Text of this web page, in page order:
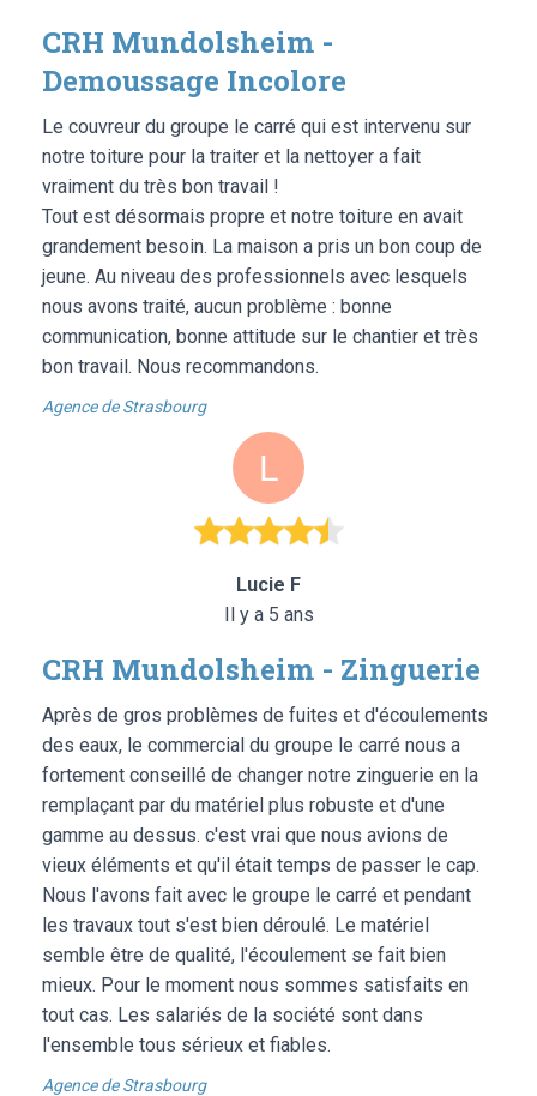
CRH Mundolsheim -
Demoussage Incolore
Le couvreur du groupe le carré qui est intervenu sur
notre toiture pour la traiter et la nettoyer a fait
vraiment du très bon travail !
Tout est désormais propre et notre toiture en avait
grandement besoin. La maison a pris un bon coup de
jeune. Au niveau des professionnels avec lesquels
nous avons traité, aucun problème : bonne
communication, bonne attitude sur le chantier et très
bon travail. Nous recommandons.
Agence de Strasbourg
Lucie F
Il y a 5 ans
CRH Mundolsheim - Zinguerie
Après de gros problèmes de fuites et d'écoulements
des eaux, le commercial du groupe le carré nous a
fortement conseillé de changer notre zinguerie en la
remplaçant par du matériel plus robuste et d'une
gamme au dessus. c'est vrai que nous avions de
vieux éléments et qu'il était temps de passer le cap.
Nous l'avons fait avec le groupe le carré et pendant
les travaux tout s'est bien déroulé. Le matériel
semble être de qualité, l'écoulement se fait bien
mieux. Pour le moment nous sommes satisfaits en
tout cas. Les salariés de la société sont dans
l'ensemble tous sérieux et fiables.
Agence de Strasbourg